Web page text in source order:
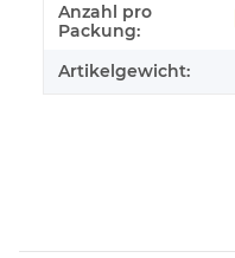
Anzahl pro
Packung:
Artikelgewicht: